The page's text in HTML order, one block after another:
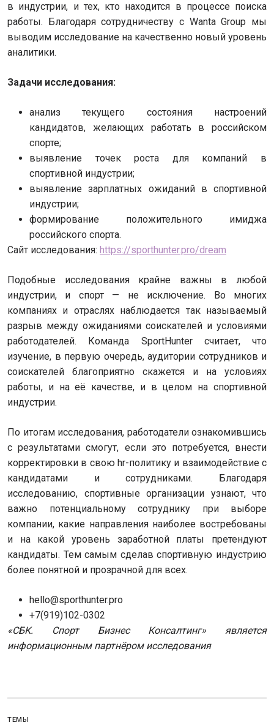
в индустрии, и тех, кто находится в процессе поиска
работы. Благодаря сотрудничеству с Wanta Group мы
выводим исследование на качественно новый уровень
аналитики.
Задачи исследования:
анализ текущего состояния настроений
кандидатов, желающих работать в российском
спорте;
выявление точек роста для компаний в
спортивной индустрии;
выявление зарплатных ожиданий в спортивной
индустрии;
формирование положительного имиджа
российского спорта.
Сайт исследования: https://sporthunter.pro/dream
Подобные исследования крайне важны в любой
индустрии, и спорт — не исключение. Во многих
компаниях и отраслях наблюдается так называемый
разрыв между ожиданиями соискателей и условиями
работодателей. Команда SportHunter считает, что
изучение, в первую очередь, аудитории сотрудников и
соискателей благоприятно скажется и на условиях
работы, и на её качестве, и в целом на спортивной
индустрии.
По итогам исследования, работодатели ознакомившись
с результатами смогут, если это потребуется, внести
корректировки в свою hr-политику и взаимодействие с
кандидатами и сотрудниками. Благодаря
исследованию, спортивные организации узнают, что
важно потенциальному сотруднику при выборе
компании, какие направления наиболее востребованы
и на какой уровень заработной платы претендуют
кандидаты. Тем самым сделав спортивную индустрию
более понятной и прозрачной для всех.
hello@sporthunter.pro
+7(919)102-0302
«СБК. Спорт Бизнес Консалтинг» является
информационным партнёром исследования
ТЕМЫ